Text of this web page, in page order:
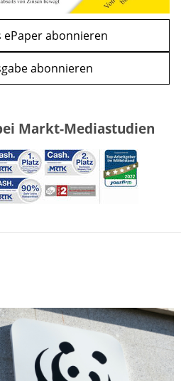
ePaper abonnieren
abonnieren
Markt-Mediastudien